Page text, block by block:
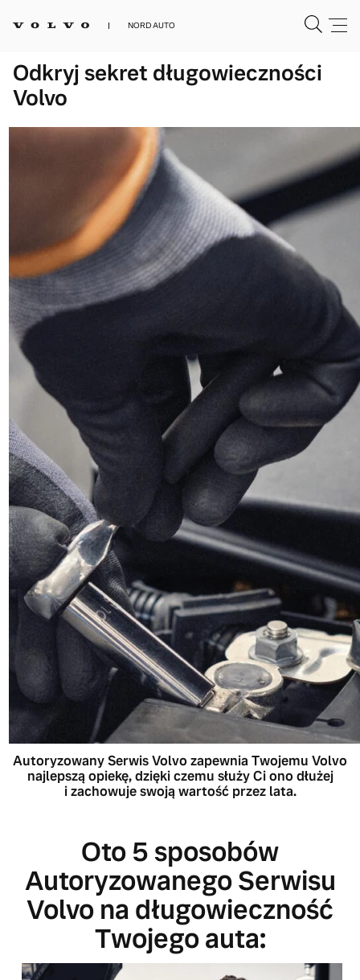
NORD AUTO
Odkryj sekret długowieczności
Volvo
Autoryzowany Serwis Volvo zapewnia Twojemu Volvo
najlepszą opiekę, dzięki czemu służy Ci ono dłużej
i zachowuje swoją wartość przez lata.
Oto 5 sposobów
Autoryzowanego Serwisu
Volvo na długowieczność
Twojego auta: